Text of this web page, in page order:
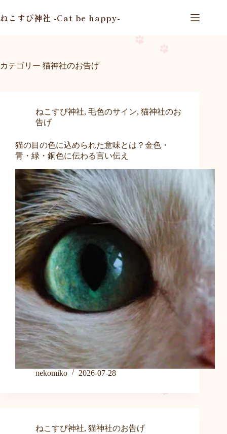
ン
ス
ねこすぴ神社 -Cat be happy-
カテゴリー 猫神社のお告げ
ねこすぴ神社, 毛色のサイン, 猫神社のお
告げ
猫の目の色に込められた意味とは？金色・
青・緑・銅色に伝わる言い伝え
nekomiko 2026-07-28
ねこすぴ神社, 猫神社のお告げ